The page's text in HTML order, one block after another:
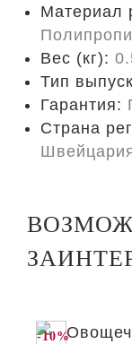
Материал
Вес (кг):
Тип
Гарантия:
Страна
-10%